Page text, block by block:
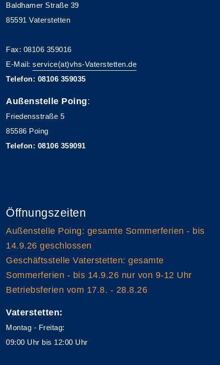
Baldhamer Straße 39
85591 Vaterstetten
Fax: 08106 359016
E-Mail: service(at)vhs-Vaterstetten.de
Telefon: 08106 359035
Außenstelle Poing:
Friedensstraße 5
85586 Poing
Telefon: 08106 359091
Öffnungszeiten
Außenstelle Poing: gesamte Sommerferien - bis
14.9.26 geschlossen
Geschäftsstelle Vaterstetten: gesamte
Sommerferien - bis 14.9.26 nur von 9-12 Uhr
Betriebsferien vom 17.8. - 28.8.26
Vaterstetten:
Montag - Freitag:
09:00 Uhr bis 12:00 Uhr